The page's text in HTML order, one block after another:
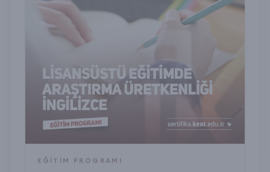
EĞITIM PROGRAMI